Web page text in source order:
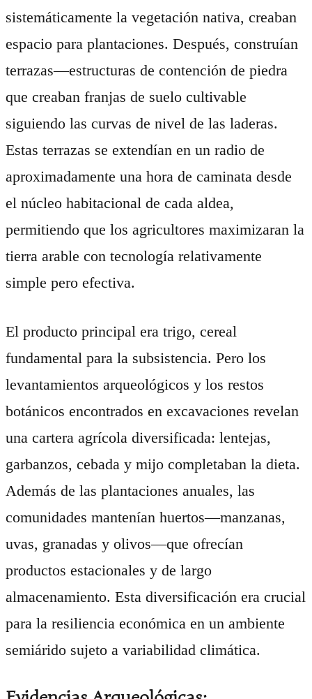
sistemáticamente la vegetación nativa, creaban
espacio para plantaciones. Después, construían
terrazas—estructuras de contención de piedra
que creaban franjas de suelo cultivable
siguiendo las curvas de nivel de las laderas.
Estas terrazas se extendían en un radio de
aproximadamente una hora de caminata desde
el núcleo habitacional de cada aldea,
permitiendo que los agricultores maximizaran la
tierra arable con tecnología relativamente
simple pero efectiva.
El producto principal era trigo, cereal
fundamental para la subsistencia. Pero los
levantamientos arqueológicos y los restos
botánicos encontrados en excavaciones revelan
una cartera agrícola diversificada: lentejas,
garbanzos, cebada y mijo completaban la dieta.
Además de las plantaciones anuales, las
comunidades mantenían huertos—manzanas,
uvas, granadas y olivos—que ofrecían
productos estacionales y de largo
almacenamiento. Esta diversificación era crucial
para la resiliencia económica en un ambiente
semiárido sujeto a variabilidad climática.